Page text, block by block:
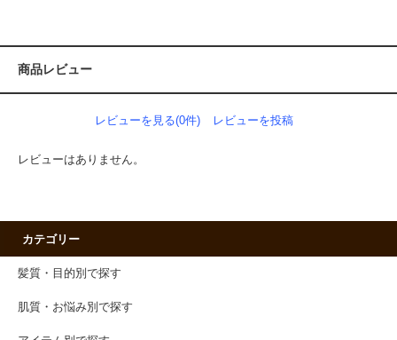
商品レビュー
レビューを見る(0件) レビューを投稿
レビューはありません。
カテゴリー
髪質・目的別で探す
肌質・お悩み別で探す